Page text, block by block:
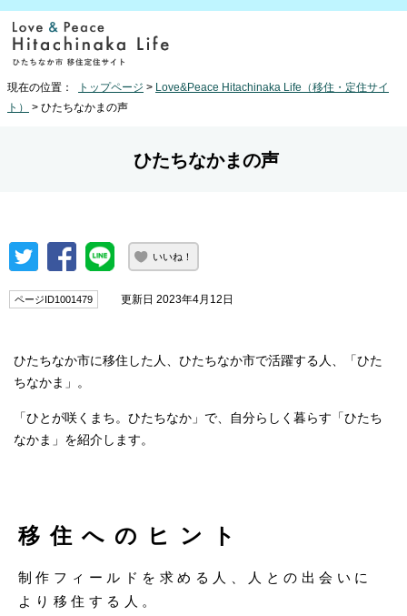
現在の位置： トップページ > Love&Peace Hitachinaka Life（移住・定住サイ
ト）
> ひたちなかまの声
ひたちなかまの声
いいね！
ページID1001479 更新日 2023年4月12日
ひたちなか市に移住した人、ひたちなか市で活躍する人、「ひた
ちなかま」。
「ひとが咲くまち。ひたちなか」で、自分らしく暮らす「ひたち
なかま」を紹介します。
移住へのヒント
制作フィールドを求める人、人との出会いに
より移住する人。